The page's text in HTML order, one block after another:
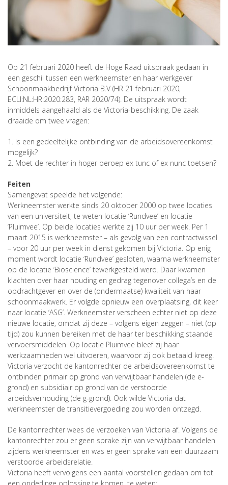
Op 21 februari 2020 heeft de Hoge Raad uitspraak gedaan in
een geschil tussen een werkneemster en haar werkgever
Schoonmaakbedrijf Victoria B.V (HR 21 februari 2020,
ECLI:NL:HR:2020:283, RAR 2020/74). De uitspraak wordt
inmiddels aangehaald als de Victoria-beschikking. De zaak
draaide om twee vragen:
1. Is een gedeeltelijke ontbinding van de arbeidsovereenkomst
mogelijk?
2. Moet de rechter in hoger beroep ex tunc of ex nunc toetsen?
Feiten
Samengevat speelde het volgende:
Werkneemster werkte sinds 20 oktober 2000 op twee locaties
van een universiteit, te weten locatie ‘Rundvee’ en locatie
‘Pluimvee’. Op beide locaties werkte zij 10 uur per week. Per 1
maart 2015 is werkneemster – als gevolg van een contractwissel
– voor 20 uur per week in dienst gekomen bij Victoria. Op enig
moment wordt locatie ‘Rundvee’ gesloten, waarna werkneemster
op de locatie ‘Bioscience’ tewerkgesteld werd. Daar kwamen
klachten over haar houding en gedrag tegenover collega’s en de
opdrachtgever en over de (ondermaatse) kwaliteit van haar
schoonmaakwerk. Er volgde opnieuw een overplaatsing, dit keer
naar locatie ‘ASG’. Werkneemster verscheen echter niet op deze
nieuwe locatie, omdat zij deze – volgens eigen zeggen – niet (op
tijd) zou kunnen bereiken met de haar ter beschikking staande
vervoersmiddelen. Op locatie Pluimvee bleef zij haar
werkzaamheden wel uitvoeren, waarvoor zij ook betaald kreeg.
Victoria verzocht de kantonrechter de arbeidsovereenkomst te
ontbinden primair op grond van verwijtbaar handelen (de e-
grond) en subsidiair op grond van de verstoorde
arbeidsverhouding (de g-grond). Ook wilde Victoria dat
werkneemster de transitievergoeding zou worden ontzegd.
De kantonrechter wees de verzoeken van Victoria af. Volgens de
kantonrechter zou er geen sprake zijn van verwijtbaar handelen
zijdens werkneemster en was er geen sprake van een duurzaam
verstoorde arbeidsrelatie.
Victoria heeft vervolgens een aantal voorstellen gedaan om tot